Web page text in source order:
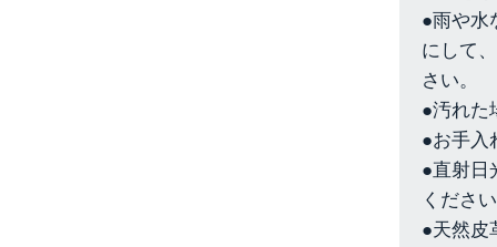
●雨や水
にして
さい。
●汚れた
●お手入
●直射日
くださ
●天然皮